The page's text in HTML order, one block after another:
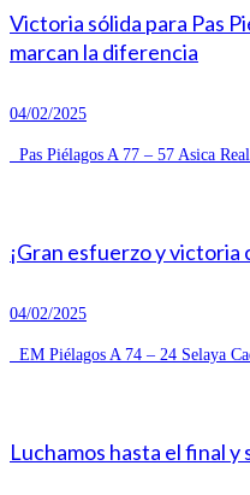
Victoria sólida para Pas
marcan la diferencia
04/02/2025
Pas Piélagos A 77 – 57 Asica
¡Gran esfuerzo y victoria
04/02/2025
EM Piélagos A 74 – 24 Selaya
Luchamos hasta el final